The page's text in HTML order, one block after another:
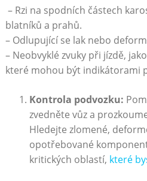
– Rzi na spodních částech
blatníků a prahů.
– Odlupující se lak nebo
– Neobvyklé zvuky při jízdě,
které‌ mohou‍ být indikátorami
Kontrola podvozku:
zvedněte vůz a
Hledejte zlomené,
opotřebované
​kritických oblastí, které